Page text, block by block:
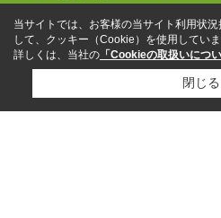
当サイトでは、お客様の当サイト利用状
して、クッキー（Cookie）を使用していま
詳しくは、当社の 「Cookieの取扱いについ
閉じる